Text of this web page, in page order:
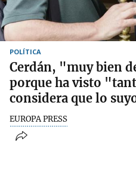
POLÍTICA
Cerdán, "muy bien
porque ha visto
considera que lo
EUROPA PRESS